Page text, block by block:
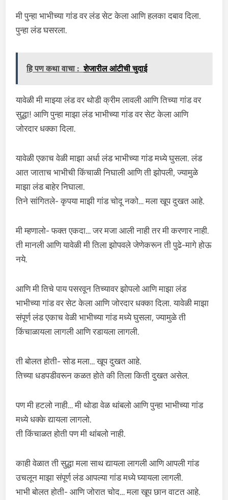
मी पुन्हा भाभीच्या गांड वर लंड सेट केला आणि हलका दबाव दिला.
पुन्हा लंड घसरला.
हि पण कथा वाचा : शेजारील आंटीची चुदाई
यावेळी मी माझ्या लंड वर थोडी क्रीम लावली आणि तिच्या गांड वर
सुद्धा! आणि पुन्हा माझा लंड भाभीच्या गांड वर सेट केला आणि
जोरदार धक्का दिला.
यावेळी एकाच वेळी माझा अर्धा लंड भाभीच्या गांड मध्ये घुसला. लंड
आत जाताच भाभीची किंचाळी निघाली आणि ती झोपली, ज्यामुळे
माझा लंड बाहेर निघाला.
तिने सांगितले- कृपया माझी गांड चोदू नको… मला खूप दुखत आहे.
मी म्हणालो- फक्त एकदा… जर मजा आली नाही तर मी करणार नाही.
ती मानली आणि यावेळी मी तिला झोपवले जेणेकरून ती पुढे-मागे होऊ
नये.
आणि मी तिचे पाय पसरवून तिच्यावर झोपलो आणि माझा लंड
भाभीच्या गांड वर सेट केला आणि जोरदार धक्का दिला. यावेळी माझा
संपूर्ण लंड एकाच वेळी भाभीच्या गांड मध्ये घुसला, ज्यामुळे ती
किंचाळायला लागली आणि रडायला लागली.
ती बोलत होती- सोड मला… खूप दुखत आहे.
तिच्या धडपडीवरून कळत होते की तिला किती दुखत असेल.
पण मी हटलो नाही… मी थोडा वेळ थांबलो आणि पुन्हा भाभीच्या गांड
मध्ये धक्के द्यायला लागलो.
ती किंचाळत होती पण मी थांबलो नाही.
काही वेळात ती सुद्धा मला साथ द्यायला लागली आणि आपली गांड
उचलून माझा संपूर्ण लंड आपल्या गांड मध्ये घ्यायला लागली.
भाभी बोलत होती- आणि जोरात चोद… मला खूप छान वाटत आहे.